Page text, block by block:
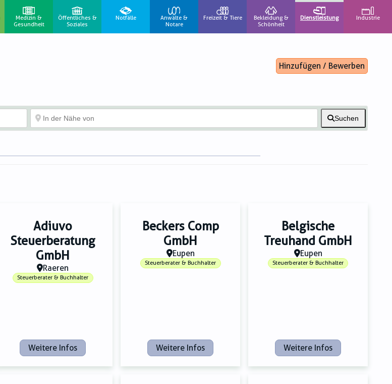
Medizin &
Gesundheit
Öffentliches &
Soziales
Notfälle
Anwälte &
Notare
Freizeit & Tiere
Bekleidung &
Schönheit
Dienstleistung Industrie
Hinzufügen / Bewerben
Suchen
Adiuvo
Steuerberatung
GmbH
Raeren
Steuerberater & Buchhalter
Weitere Infos
Beckers Comp
GmbH
Eupen
Steuerberater & Buchhalter
Weitere Infos
Belgische
Treuhand GmbH
Eupen
Steuerberater & Buchhalter
Weitere Infos